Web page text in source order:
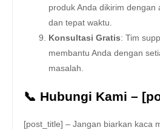
produk Anda dikirim dengan
dan tepat waktu.
Konsultasi Gratis: Tim
membantu Anda dengan
masalah.
📞 Hubungi Kami –
[post_title] – Jangan biarkan kaca